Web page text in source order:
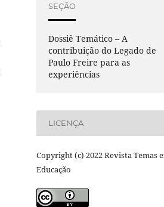
SEÇÃO
Dossiê Temático – A
contribuição do Legado de
Paulo Freire para as
experiências
LICENÇA
Copyright (c) 2022 Revista Temas
Educação